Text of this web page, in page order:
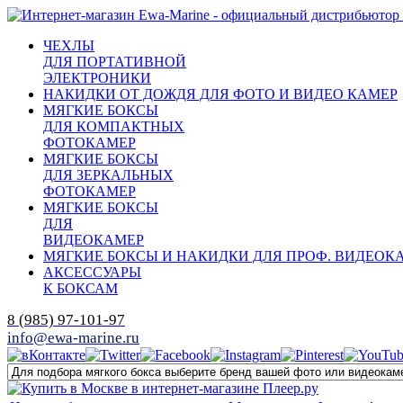
ЧЕХЛЫ
ДЛЯ ПОРТАТИВНОЙ
ЭЛЕКТРОНИКИ
НАКИДКИ ОТ ДОЖДЯ ДЛЯ ФОТО И ВИДЕО КАМЕР
МЯГКИЕ БОКСЫ
ДЛЯ КОМПАКТНЫХ
ФОТОКАМЕР
МЯГКИЕ БОКСЫ
ДЛЯ ЗЕРКАЛЬНЫХ
ФОТОКАМЕР
МЯГКИЕ БОКСЫ
ДЛЯ
ВИДЕОКАМЕР
МЯГКИЕ БОКСЫ И НАКИДКИ ДЛЯ ПРОФ.
АКСЕССУАРЫ
К БОКСАМ
8 (985) 97-101-97
info@ewa-marine.ru